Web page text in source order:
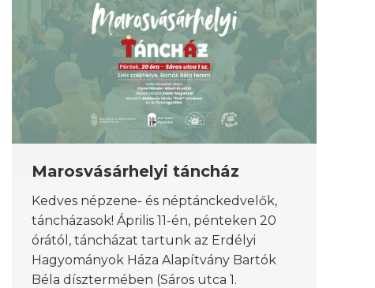
Marosvásárhelyi táncház
Kedves népzene- és néptánckedvelők,
táncházasok! Április 11-én, pénteken 20
órától, táncházat tartunk az Erdélyi
Hagyományok Háza Alapítvány Bartók
Béla dísztermében (Sáros utca 1.